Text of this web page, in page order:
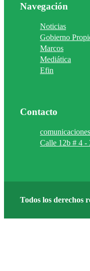
Navegación
Noticias
Gobierno
Marcos
Mediática
Efin
Contacto
Calle 12b # 4 -
Todos los derechos